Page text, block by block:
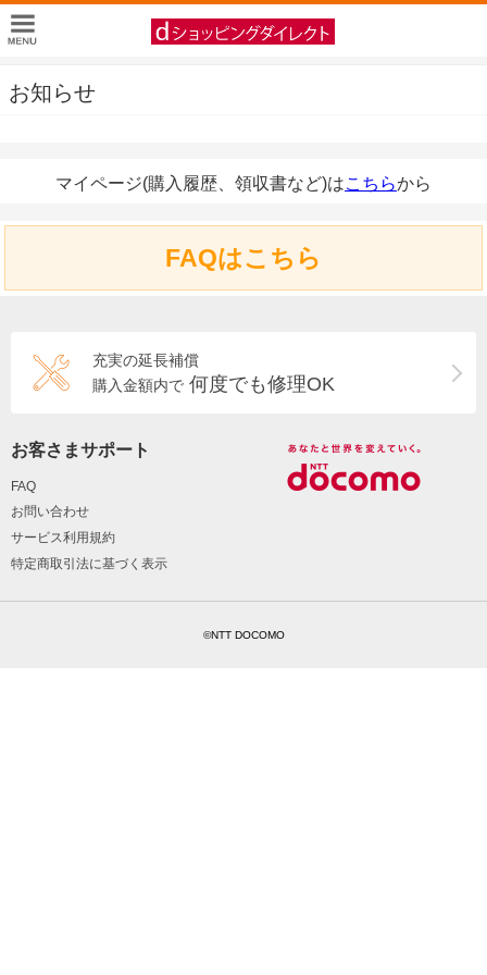
お知らせ
マイページ(購入履歴、領収書など)はこちらから
FAQはこちら
充実の延長補償
購入金額内で 何度でも修理OK
お客さまサポート
FAQ
お問い合わせ
サービス利用規約
特定商取引法に基づく表示
©NTT DOCOMO